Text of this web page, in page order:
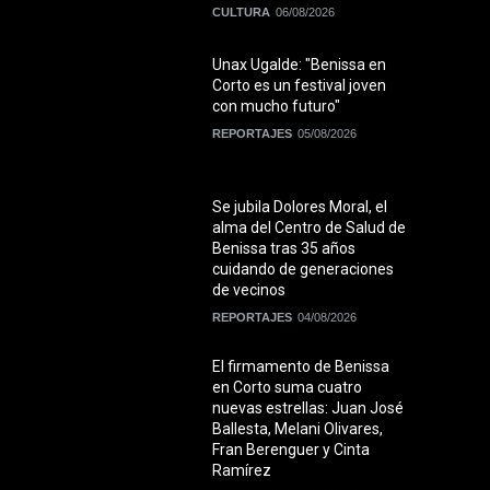
CULTURA 06/08/2026
Unax Ugalde: "Benissa en
Corto es un festival joven
con mucho futuro"
REPORTAJES 05/08/2026
Se jubila Dolores Moral, el
alma del Centro de Salud de
Benissa tras 35 años
cuidando de generaciones
de vecinos
REPORTAJES 04/08/2026
El firmamento de Benissa
en Corto suma cuatro
nuevas estrellas: Juan José
Ballesta, Melani Olivares,
Fran Berenguer y Cinta
Ramírez